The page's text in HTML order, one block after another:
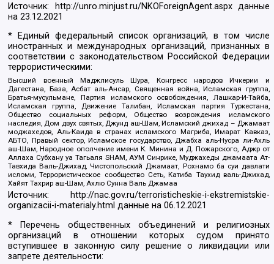
Источник: http://unro.minjust.ru/NKOForeignAgent.aspxданные
на23.12.2021
* Единый федеральный список организаций, в том числе
иностранных и международных организаций, признанных в
соответствии с законодательством Российской Федерации
террористическими:
Высший военный Маджлисуль Шура, Конгресс народов Ичкерии и
Дагестана, База, Асбат аль-Ансар, Священная война, Исламская группа,
Братья-мусульмане, Партия исламского освобождения, Лашкар-И-Тайба,
Исламская группа, Движение Талибан, Исламская партия Туркестана,
Общество социальных реформ, Общество возрождения исламского
наследия, Дом двух святых, Джунд аш-Шам, Исламский джихад – Джамаат
моджахедов, Аль-Каида в странах исламского Магриба, Имарат Кавказ,
АБТО, Правый сектор, Исламское государство, Джабха аль-Нусра ли-Ахль
аш-Шам, Народное ополчение имени К. Минина и Д. Пожарского, Аджр от
Аллаха Субхану уа Тагьаля SHAM, АУМ Синрике, Муджахеды джамаата Ат-
Тавхида Валь-Джихад, Чистопольский Джамаат, Рохнамо ба суи давлати
исломи, Террористическое сообщество Сеть, Катиба Таухид валь-Джихад,
Хайят Тахрир аш-Шам, Ахлю Сунна Валь Джамаа
Источник:
http://nac.gov.ru/terroristicheskie-i-ekstremistskie-
organizacii-i-materialy.html данные на06.12.2021
* Перечень общественных объединений и религиозных
организаций в отношении которых судом принято
вступившее в законную силу решение о ликвидации или
запрете деятельности: